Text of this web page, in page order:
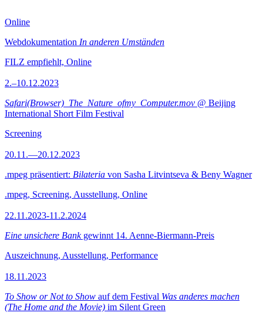
Online
Webdokumentation In anderen Umständen
FILZ empfiehlt, Online
2.–10.12.2023
Safari(Browser)_The_Nature_ofmy_Computer.mov @ Beijing
International Short Film Festival
Screening
20.11.—20.12.2023
.mpeg präsentiert: Bilateria von Sasha Litvintseva & Beny Wagner
.mpeg, Screening, Ausstellung, Online
22.11.2023-11.2.2024
Eine unsichere Bankgewinnt 14. Aenne-Biermann-Preis
Auszeichnung, Ausstellung, Performance
18.11.2023
To Show or Not to Show auf dem Festival Was anderes machen
(The Home and the Movie) im Silent Green